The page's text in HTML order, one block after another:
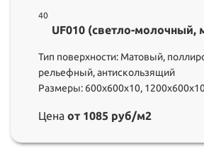
40
UF010 (светло-молочный,
Тип поверхности: Матовый,
рельефный, антискользящий
Размеры: 600х600х10,
Цена от 1085 руб/м2